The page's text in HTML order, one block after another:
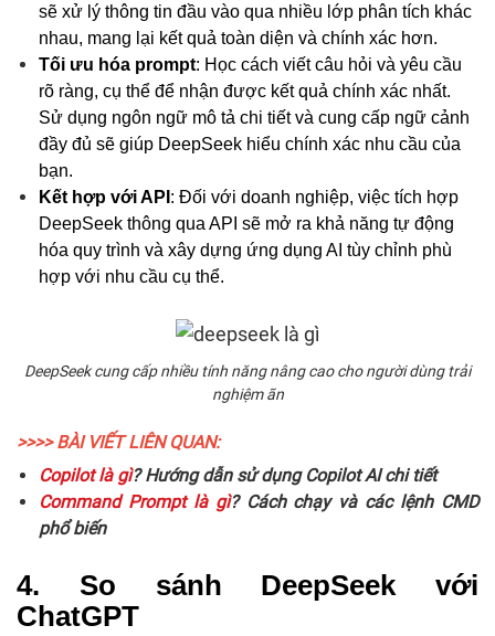
sẽ xử lý thông tin đầu vào qua nhiều lớp phân tích khác
nhau, mang lại kết quả toàn diện và chính xác hơn.
Tối ưu hóa prompt: Học cách viết câu hỏi và yêu cầu
rõ ràng, cụ thể để nhận được kết quả chính xác nhất.
Sử dụng ngôn ngữ mô tả chi tiết và cung cấp ngữ cảnh
đầy đủ sẽ giúp DeepSeek hiểu chính xác nhu cầu của
bạn.
Kết hợp với API : Đối với doanh nghiệp, việc tích hợp
DeepSeek thông qua API sẽ mở ra khả năng tự động
hóa quy trình và xây dựng ứng dụng AI tùy chỉnh phù
hợp với nhu cầu cụ thể.
DeepSeek cung cấp nhiều tính năng nâng cao cho người dùng trải
nghiệmãn
>>>> BÀI VIẾT LIÊN QUAN:
Copilot là gì? Hướng dẫn sử dụng Copilot AI chi tiết
Command Prompt là gì? Cách chạy và các lệnh CMD
phổ biến
4. So sánh DeepSeek với
ChatGPT